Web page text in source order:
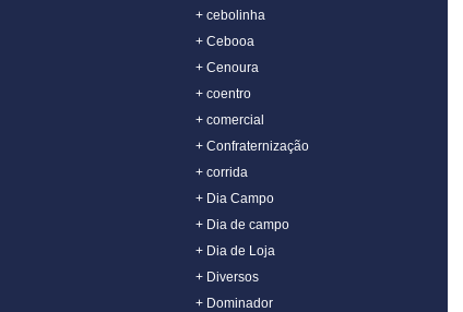
+ cebolinha
+ Cebooa
+ Cenoura
+ coentro
+ comercial
+ Confraternização
+ corrida
+ Dia Campo
+ Dia de campo
+ Dia de Loja
+ Diversos
+ Dominador